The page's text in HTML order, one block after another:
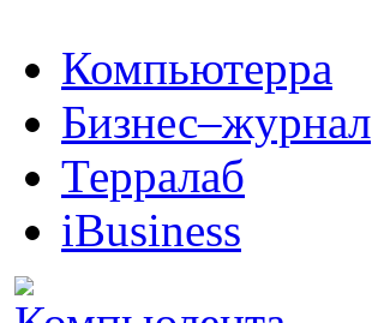
Компьютерра
Бизнес–журнал
Терралаб
iBusiness